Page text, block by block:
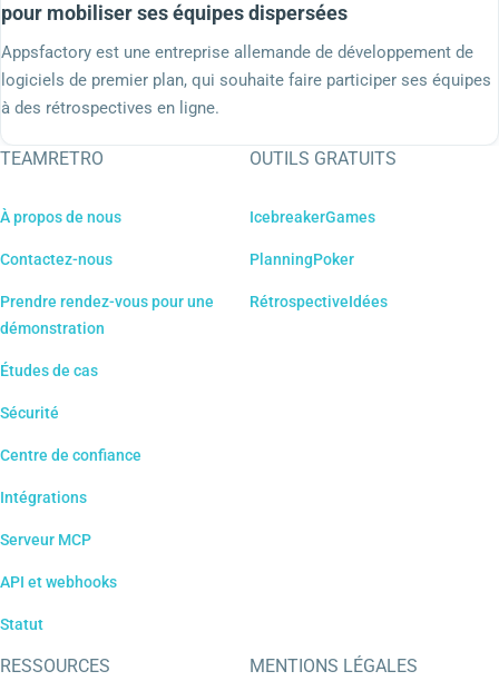
pour mobiliser ses équipes dispersées
Appsfactory est une entreprise allemande de développement de
logiciels de premier plan, qui souhaite faire participer ses équipes
à des rétrospectives en ligne.
TEAMRETRO
À propos de nous
Contactez-nous
Prendre rendez-vous pour une
démonstration
Études de cas
Sécurité
Centre de confiance
Intégrations
Serveur MCP
API et webhooks
Statut
OUTILS GRATUITS
IcebreakerGames
PlanningPoker
RétrospectiveIdées
RESSOURCES MENTIONS LÉGALES